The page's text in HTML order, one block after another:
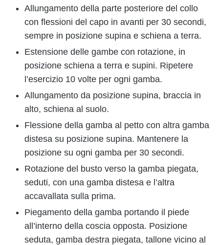
Allungamento della parte posteriore del collo
con flessioni del capo in avanti per 30 secondi,
sempre in posizione supina e schiena a terra.
Estensione delle gambe con rotazione, in
posizione schiena a terra e supini. Ripetere
l’esercizio 10 volte per ogni gamba.
Allungamento da posizione supina, braccia in
alto, schiena al suolo.
Flessione della gamba al petto con altra gamba
distesa su posizione supina. Mantenere la
posizione su ogni gamba per 30 secondi.
Rotazione del busto verso la gamba piegata,
seduti, con una gamba distesa e l’altra
accavallata sulla prima.
Piegamento della gamba portando il piede
all’interno della coscia opposta. Posizione
seduta, gamba destra piegata, tallone vicino al